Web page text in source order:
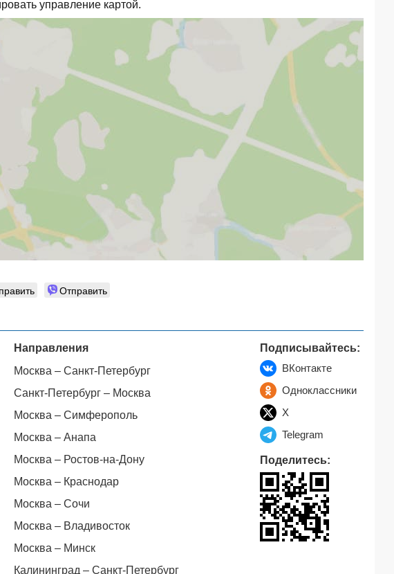
управление картой.
Отправить
Направления
Москва – Санкт-Петербург
Санкт-Петербург – Москва
Москва – Симферополь
Москва – Анапа
Москва – Ростов-на-Дону
Москва – Краснодар
Москва – Сочи
Москва – Владивосток
Москва – Минск
Калининград – Санкт-Петербург
Подписывайтесь:
ВКонтакте
Одноклассники
X
Telegram
Поделитесь: